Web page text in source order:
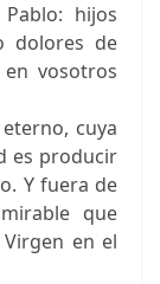
hijos
dolores de
vosotros
cuya
es producir
Y fuera de
que
en el